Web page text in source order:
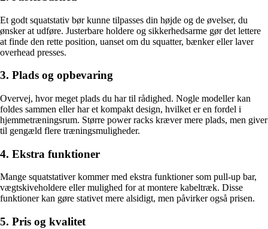
Et godt squatstativ bør kunne tilpasses din højde og de øvelser, du
ønsker at udføre. Justerbare holdere og sikkerhedsarme gør det lettere
at finde den rette position, uanset om du squatter, bænker eller laver
overhead presses.
3. Plads og opbevaring
Overvej, hvor meget plads du har til rådighed. Nogle modeller kan
foldes sammen eller har et kompakt design, hvilket er en fordel i
hjemmetræningsrum. Større power racks kræver mere plads, men giver
til gengæld flere træningsmuligheder.
4. Ekstra funktioner
Mange squatstativer kommer med ekstra funktioner som pull-up bar,
vægtskiveholdere eller mulighed for at montere kabeltræk. Disse
funktioner kan gøre stativet mere alsidigt, men påvirker også prisen.
5. Pris og kvalitet